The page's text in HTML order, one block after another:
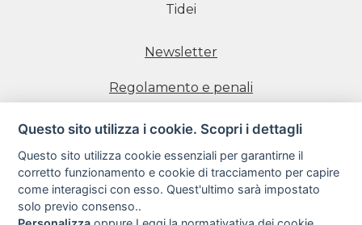
Tidei
Newsletter
Regolamento e penali
Prenotazione visite
Informativa estesa sull'uso dei Cookie
Informativa sulla Privacy
Questo sito utilizza i cookie. Scopri i dettagli
Questo sito utilizza cookie essenziali per garantirne il
corretto funzionamento e cookie di tracciamento per capire
come interagisci con esso. Quest'ultimo sarà impostato
solo previo consenso..